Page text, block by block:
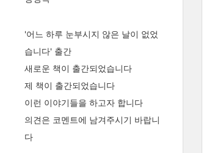
'어느 하루 눈부시지 않은 날이 없었
습니다' 출간
새로운 책이 출간되었습니다
제 책이 출간되었습니다
이런 이야기들을 하고자 합니다
의견은 코멘트에 남겨주시기 바랍니
다